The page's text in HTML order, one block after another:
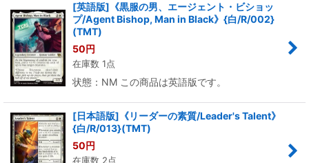
絞り込む
[英語版]《黒服の男、エージェント・ビショッ
プ/Agent Bishop, Man in Black》{白/R/002}
(TMT)
50円
在庫数 1点
状態：NM この商品は英語版です。
[日本語版]《リーダーの素質/Leader's Talent》
{白/R/013}(TMT)
50円
在庫数 2点